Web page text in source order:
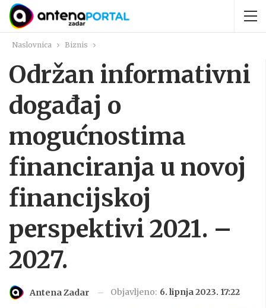
Naslovnica Biznis
Održan informativni
događaj o
mogućnostima
financiranja u novoj
financijskoj
perspektivi 2021. –
2027.
Antena Zadar Objavljeno: 6. lipnja 2023. 17:22